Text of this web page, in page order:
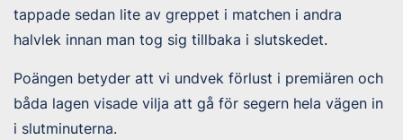
tappade sedan lite av greppet i matchen i andra
halvlek innan man tog sig tillbaka i slutskedet.
Poängen betyder att vi undvek förlust i premiären och
båda lagen visade vilja att gå för segern hela vägen in
i slutminuterna.